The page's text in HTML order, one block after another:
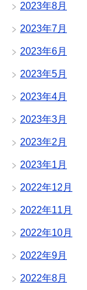
2023年8月
2023年7月
2023年6月
2023年5月
2023年4月
2023年3月
2023年2月
2023年1月
2022年12月
2022年11月
2022年10月
2022年9月
2022年8月